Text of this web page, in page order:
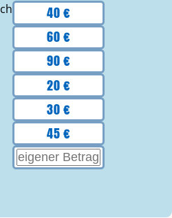
Beträge40 €
60 €
90 €
20 €
30 €
45 €
EIGENEN BETRAG EINGEBEN